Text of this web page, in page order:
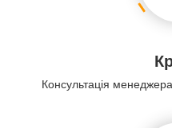
Консультація